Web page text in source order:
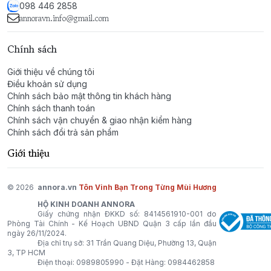
Nó không dành riêng cho ai, mà dành cho tất cả những
tâm hồn hướng về gia đình, trân trọng những giá trị
truyền thống. Xức lên mình Spring Festival là mang
theo không khí hân hoan của những ngày đầu năm, là
bên cạnh những người thân yêu.
Spring Festival - Gói trọn không khí Tết đoàn viên
trong làn hương.
098 446 2858
annoravn.info@gmail.com
Chính sách
Giới thiệu về chúng tôi
Điều khoản sử dụng
Chính sách bảo mật thông tin khách hàng
Chính sách thanh toán
Chính sách vận chuyển & giao nhận kiểm hàng
Chính sách đổi trả sản phẩm
Giới thiệu
© 2026 annora.vn Tôn Vinh Bạn Trong Từng Mùi Hương
HỘ KINH DOANH ANNORA
Giấy chứng nhận ĐKKD số: 8414561910-001 do
Phòng Tài Chính - Kế Hoạch UBND Quận 3 cấp lần đầu
ngày 26/11/2024.
Địa chỉ trụ sở: 31 Trần Quang Diệu, Phường 13, Quận
3, TP HCM
Điện thoại: 0989805990 - Đặt Hàng: 0984462858